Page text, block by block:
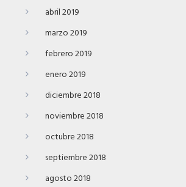
abril 2019
marzo 2019
febrero 2019
enero 2019
diciembre 2018
noviembre 2018
octubre 2018
septiembre 2018
agosto 2018